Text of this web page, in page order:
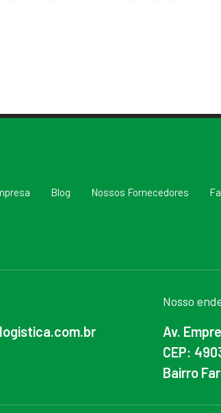
Blog Nossos Fornecedores
Nosso
Av.
CEP:
Bairro